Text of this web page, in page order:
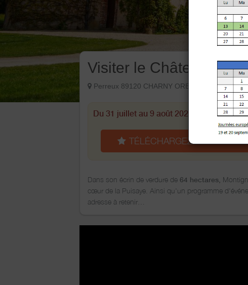
Visiter le Château de
Perreux 89120 CHARNY OREE DE PUISAYE
Du 31 juillet au 9 août 2026 : Retrouvez le
TÉLÉCHARGEZ LE
Dans son écrin de verdure de 64 hectares,
cœur de la Puisaye. Ainsi qu'un programme
adresse à retenir…